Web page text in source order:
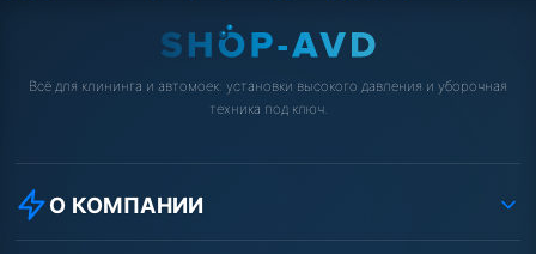
Всё для клининга и автомоек: установки высокого давления и уборочная
техника под ключ.
О КОМПАНИИ
О компании